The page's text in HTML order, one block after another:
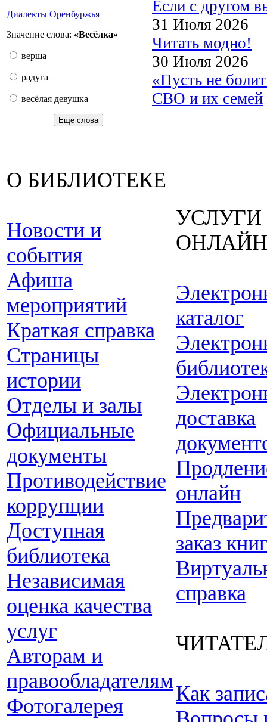
Диалекты Оренбуржья
Значение слова: «Весёлка»
верша
радуга
весёлая девушка
Еще слова
Если с другом
31 Июля 2026
Читать модно!
30 Июля 2026
«Пусть не
СВО и их семей
О БИБЛИОТЕКЕ
Новости и
события
Афиша
мероприятий
Краткая справка
Страницы
истории
Отделы и залы
Официальные
документы
Противодействие
коррупции
Доступная
библиотека
Независимая
оценка качества
услуг
Авторам и
правообладателям
Фотогалерея
УСЛУГИ
ОНЛАЙН
каталог
доставка
онлайн
заказ
справка
Как